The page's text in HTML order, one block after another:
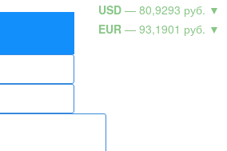
USD — 80,9293 руб. ▼
EUR — 93,1901 руб. ▼